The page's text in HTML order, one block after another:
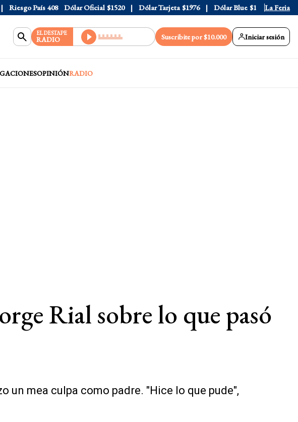
Riesgo País 408 Dólar Oficial $1520 Dólar Tarjeta $1976 Dólar Blue $1530 Dólar
La Feria
EL DESTAPE
RADIO Suscribite por $10.000 Iniciar sesión
OPINIÓNRADIO
Rial sobre lo que pasó
un mea culpa como padre. "Hice lo que pude",